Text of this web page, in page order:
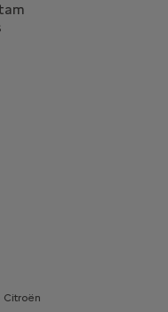
Citroën